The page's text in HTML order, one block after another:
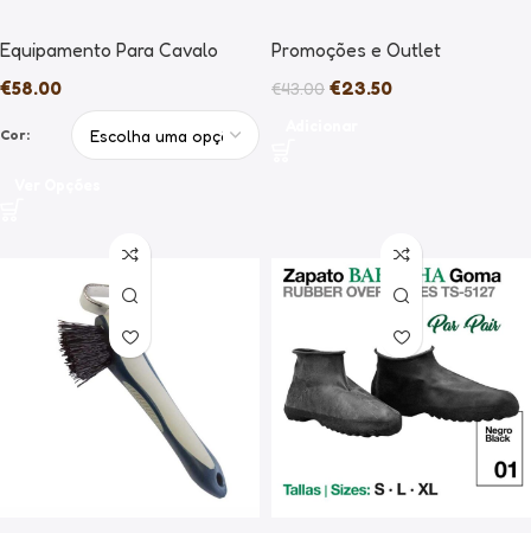
Equipamento Para Cavalo
€58.00
Cor:
Promoções e Outlet
€43.00 €23.50